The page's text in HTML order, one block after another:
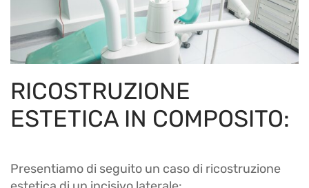
RICOSTRUZIONE
ESTETICA IN COMPOSITO:
Presentiamo di seguito un caso di ricostruzione